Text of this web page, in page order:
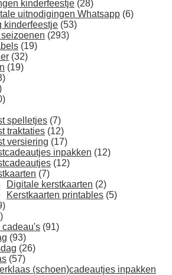
kinderfeestje (28)
uitnodigingen Whatsapp (6)
kinderfeestje (53)
(293)
(19)
(32)
(19)
spelletjes (7)
traktaties (12)
versiering (17)
inpakken (12)
(12)
(7)
Digitale kerstkaarten (2)
Kerstkaarten printables (5)
cadeau's (91)
(93)
(26)
(57)
(schoen)cadeautjes inpakken